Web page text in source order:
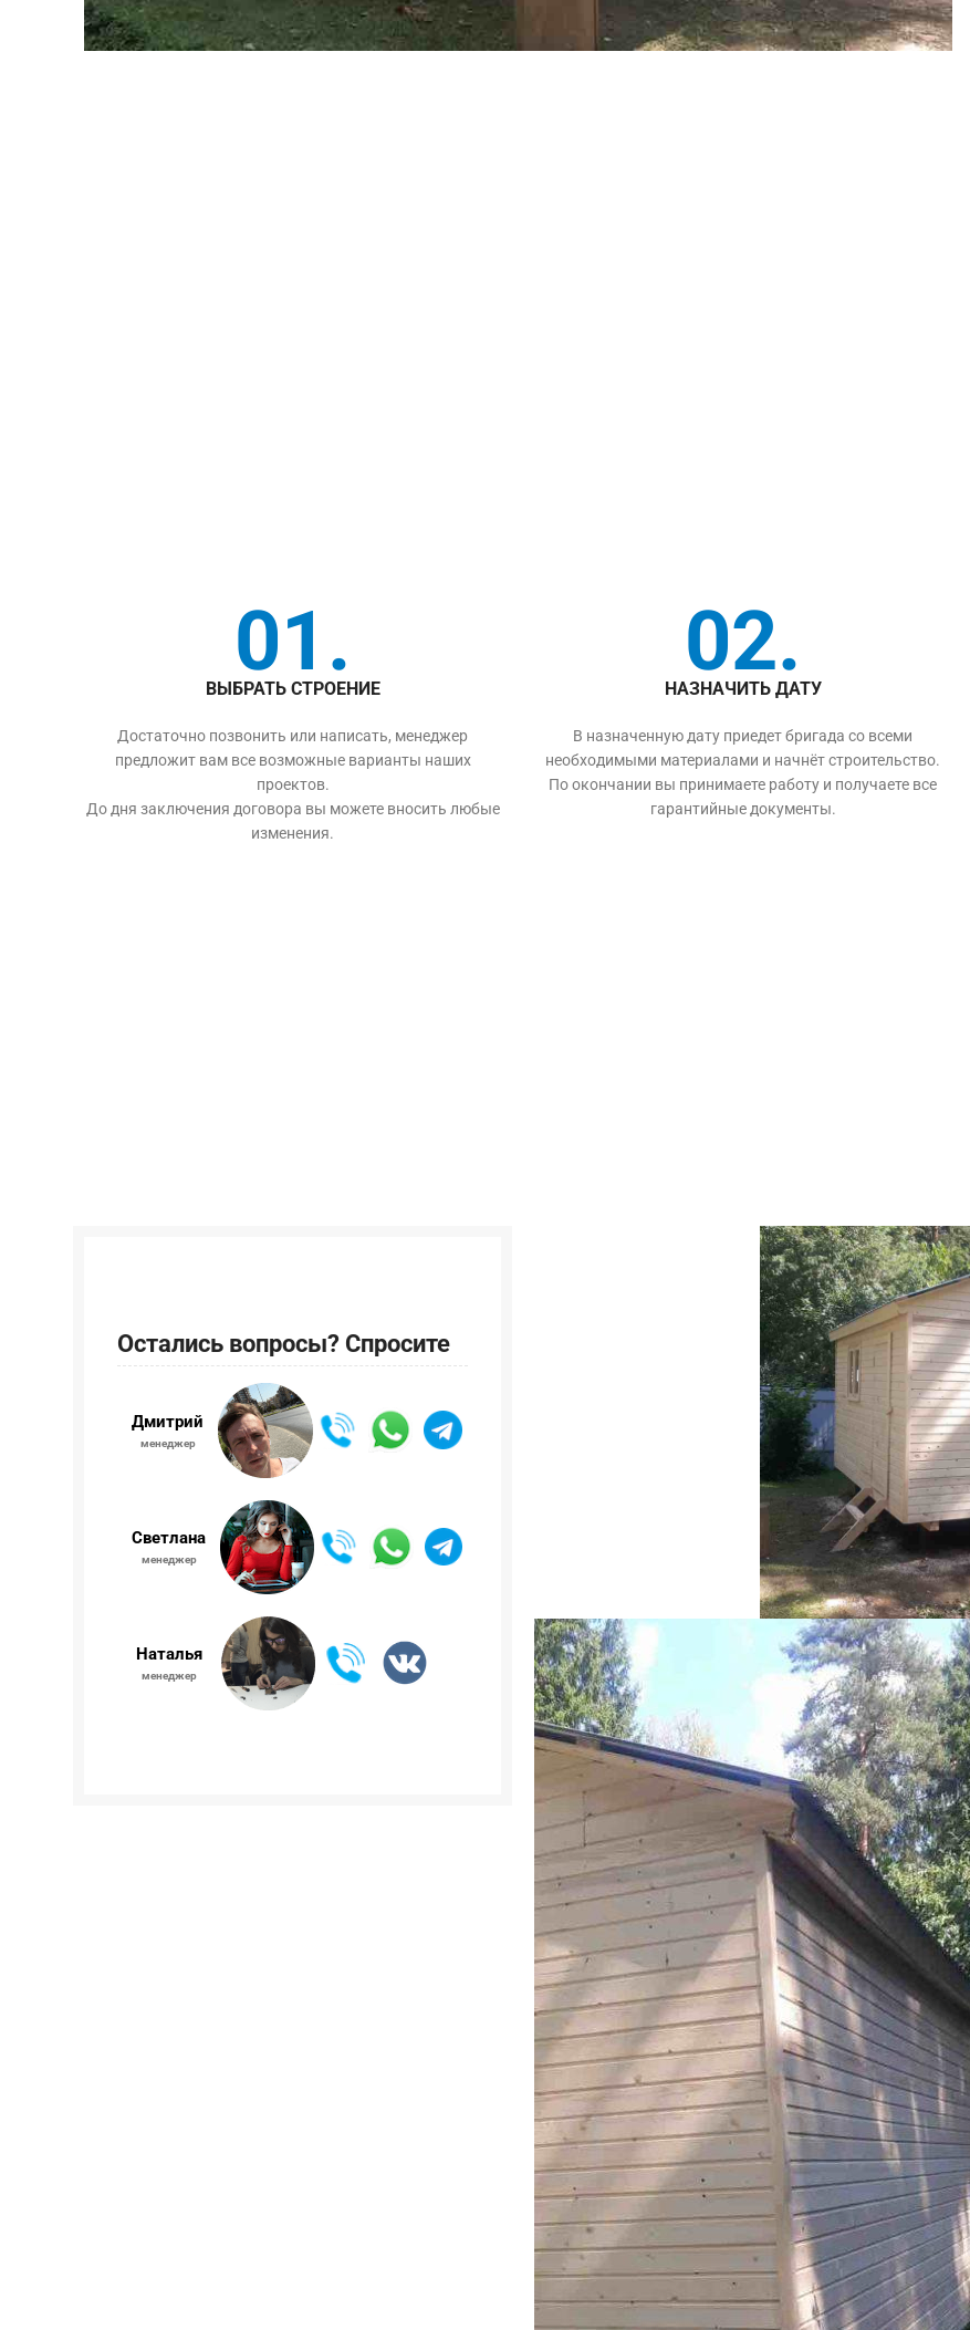
01.
ВЫБРАТЬ СТРОЕНИЕ
Достаточно позвонить или написать, менеджер
предложит вам все возможные варианты наших
проектов.
До дня заключения договора вы можете вносить любые
изменения.
02.
НАЗНАЧИТЬ ДАТУ
В назначенную дату приедет бригада со всеми
необходимыми материалами и начнёт строительство.
По окончании вы принимаете работу и получаете все
гарантийные документы.
Остались вопросы? Спросите
Дмитрий
менеджер
Светлана
менеджер
Наталья
менеджер